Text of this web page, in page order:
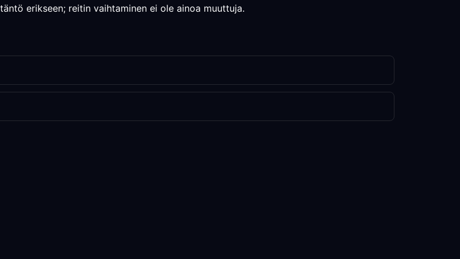
erikseen; reitin vaihtaminen ei ole ainoa muuttuja.